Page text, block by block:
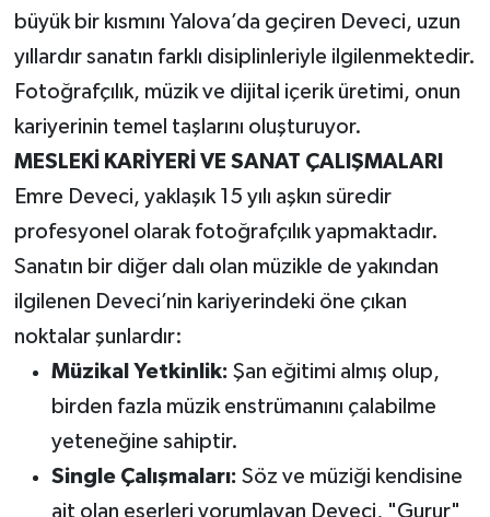
büyük bir kısmını Yalova’da geçiren Deveci, uzun
yıllardır sanatın farklı disiplinleriyle ilgilenmektedir.
Fotoğrafçılık, müzik ve dijital içerik üretimi, onun
kariyerinin temel taşlarını oluşturuyor.
MESLEKİ KARİYERİ VE SANAT ÇALIŞMALARI
Emre Deveci, yaklaşık 15 yılı aşkın süredir
profesyonel olarak fotoğrafçılık yapmaktadır.
Sanatın bir diğer dalı olan müzikle de yakından
ilgilenen Deveci’nin kariyerindeki öne çıkan
noktalar şunlardır:
Müzikal Yetkinlik: Şan eğitimi almış olup,
birden fazla müzik enstrümanını çalabilme
yeteneğine sahiptir.
Single Çalışmaları: Söz ve müziği kendisine
ait olan eserleri yorumlayan Deveci, "Gurur"